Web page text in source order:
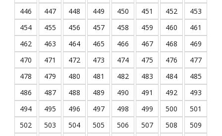
446
447 448 449 450 451 452
453
454
455 456 457 458 459 460
461
462
463 464 465 466 467 468
469
470
471 472 473 474 475 476
477
478
479 480 481 482 483 484
485
486
487 488 489 490 491 492
493
494
495 496 497 498 499 500
501
502
503 504 505 506 507 508 509